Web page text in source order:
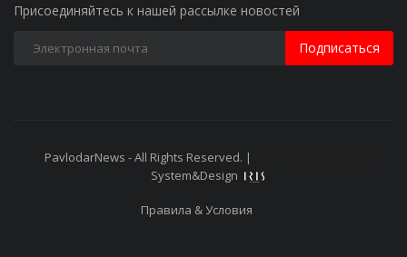
Присоединяйтесь к нашей рассылке новостей
Подписаться
PavlodarNews - All Rights Reserved. |
System&Design
Правила & Условия